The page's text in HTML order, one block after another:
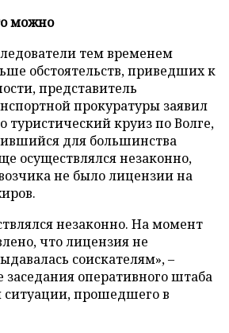
можно
тем временем
обстоятельств, приведших к
представитель
прокуратуры заявил
туристический круиз по Волге,
для большинства
осуществлялся незаконно,
не было лицензии на
незаконно. На момент
что лицензия не
соискателям», –
заседания оперативного штаба
прошедшего в